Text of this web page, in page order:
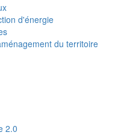
d'énergie
du territoire
2.0